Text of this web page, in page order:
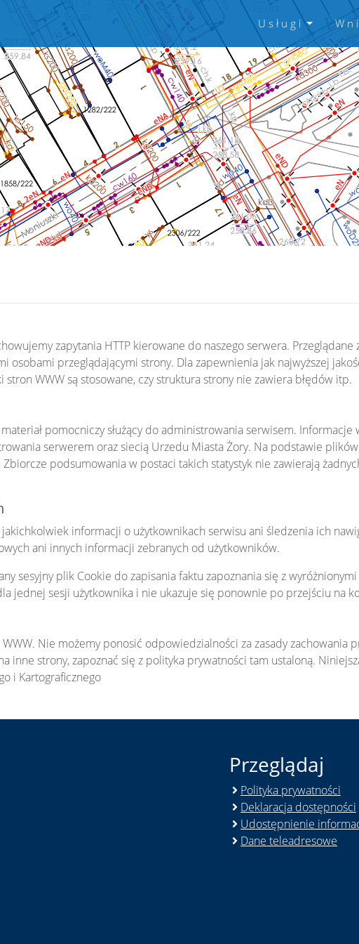
Usługi
zapytania HTTP kierowane do naszego serwera. Przeglądane
osobami przeglądającymi strony. Dla zapewnienia jak najwyższej
WWW są stosowane, czy struktura strony nie zawiera błędów itp.
pomocniczy służący do administrowania serwisem. Informacje
serwerem oraz siecią Urzedu Miasta Żory. Na podstawie
podsumowania w postaci takich statystyk nie zawierają
informacji o użytkownikach serwisu ani śledzenia ich
ani innych informacji zebranych od użytkowników.
sesyjny plik Cookie do zapisania faktu zapoznania się z
jednej sesji użytkownika i nie ukazuje się ponownie po przejściu na
Nie możemy ponosić odpowiedzialności za zasady zachowania
inne strony, zapoznać się z polityka prywatności tam ustaloną.
i Kartograficznego
Przeglądaj
Polityka prywatności
Deklaracja dostępności
Udostępnienie
Dane teleadresowe